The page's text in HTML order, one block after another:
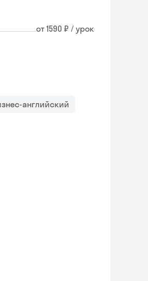
от 1590 ₽ / урок
английский